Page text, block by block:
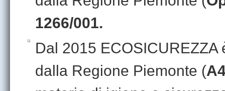
1266/001.
Dal 2015 ECOSICUREZZA
dalla Regione Piemonte (